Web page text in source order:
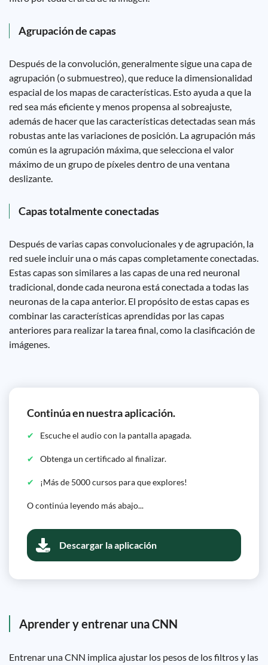
Agrupación de capas
Después de la convolución, generalmente sigue una capa de
agrupación (o submuestreo), que reduce la dimensionalidad
espacial de los mapas de características. Esto ayuda a que la
red sea más eficiente y menos propensa al sobreajuste,
además de hacer que las características detectadas sean más
robustas ante las variaciones de posición. La agrupación más
común es la agrupación máxima, que selecciona el valor
máximo de un grupo de píxeles dentro de una ventana
deslizante.
Capas totalmente conectadas
Después de varias capas convolucionales y de agrupación, la
red suele incluir una o más capas completamente conectadas.
Estas capas son similares a las capas de una red neuronal
tradicional, donde cada neurona está conectada a todas las
neuronas de la capa anterior. El propósito de estas capas es
combinar las características aprendidas por las capas
anteriores para realizar la tarea final, como la clasificación de
imágenes.
Continúa en nuestra aplicación.
Escuche el audio con la pantalla apagada.
Obtenga un certificado al finalizar.
¡Más de 5000 cursos para que explores!
O continúa leyendo más abajo...
Descargar la aplicación
Aprender y entrenar una CNN
Entrenar una CNN implica ajustar los pesos de los filtros y las